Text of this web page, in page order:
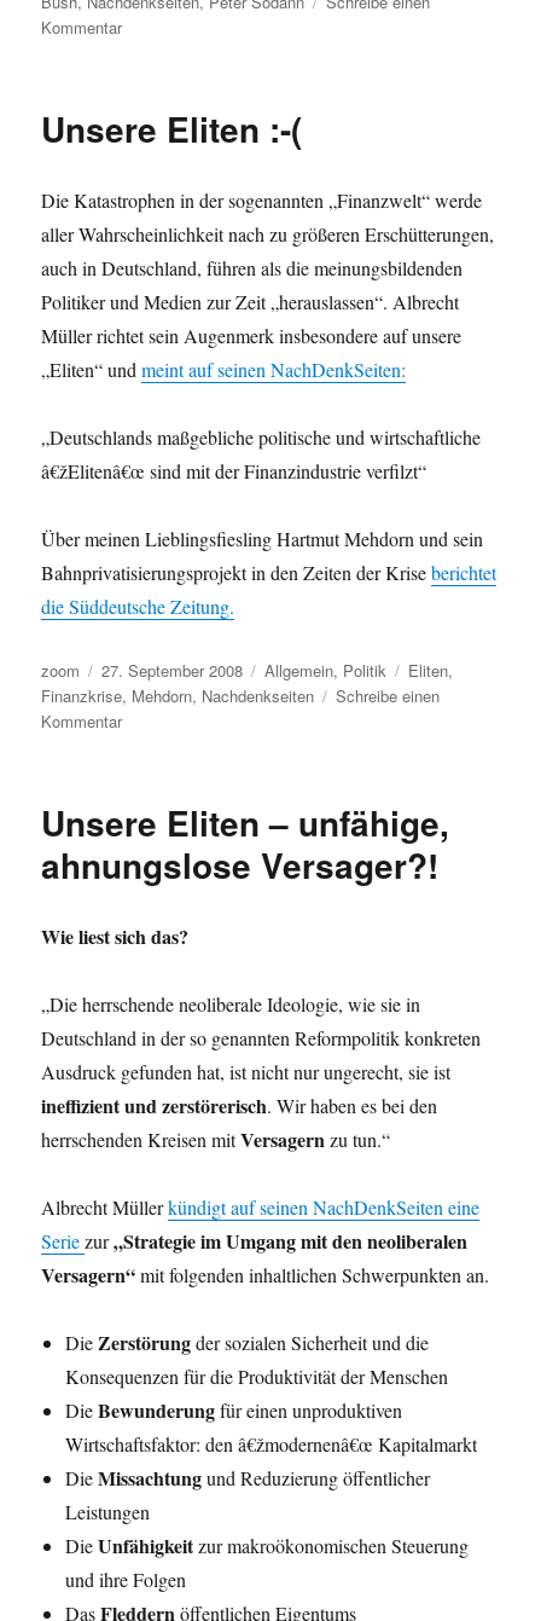
Kommentarzu
eine
Unsere Eliten :-(
Die Katastrophen in der sogenannten „Finanzwelt“ werde
aller Wahrscheinlichkeit nach zu größeren Erschütterungen,
auch in Deutschland, führen als die meinungsbildenden
Politiker und Medien zur Zeit „herauslassen“. Albrecht
Müller richtet sein Augenmerk insbesondere auf unsere
„Eliten“ undmeint auf seinen NachDenkSeiten:
„Deutschlands maßgebliche politische und wirtschaftliche
â€žElitenâ€œ sind mit der Finanzindustrie verfilzt“
Über meinen Lieblingsfiesling Hartmut Mehdorn und sein
Bahnprivatisierungsprojekt in den Zeiten der Kriseberichtet
die Süddeutsche Zeitung.
Autor
zoom
Veröffentlicht
am
27. September 2008 Kategorien
Allgemein, Politik Schlagwörter
Eliten,
Finanzkrise, Mehdorn, Nachdenkseiten
Schreibe einen
Kommentarzu
(
Unsere Eliten – unfähige,
ahnungslose Versager?!
Wie liest sich das?
„Die herrschende neoliberale Ideologie, wie sie in
Deutschland in der so genannten Reformpolitik konkreten
Ausdruck gefunden hat, ist nicht nur ungerecht, sie ist
ineffizient und zerstörerisch. Wir haben es bei den
herrschenden Kreisen mitVersagernzu tun.“
Albrecht Müllerkündigt auf seinen NachDenkSeiten eine
Seriezur„Strategie im Umgang mit den neoliberalen
Versagern“mit folgenden inhaltlichen Schwerpunkten an.
DieZerstörungder sozialen Sicherheit und die
Konsequenzen für die Produktivität der Menschen
DieBewunderungfür einen unproduktiven
Wirtschaftsfaktor: den â€žmodernenâ€œ Kapitalmarkt
DieMissachtungund Reduzierung öffentlicher
Leistungen
DieUnfähigkeitzur makroökonomischen Steuerung
und ihre Folgen
DasFleddernöffentlichen Eigentums